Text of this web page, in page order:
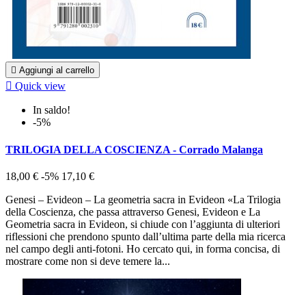
 Aggiungi al carrello
 Quick view
In saldo!
-5%
TRILOGIA DELLA COSCIENZA - Corrado Malanga
18,00 € -5% 17,10 €
Genesi – Evideon – La geometria sacra in Evideon «La Trilogia
della Coscienza, che passa attraverso Genesi, Evideon e La
Geometria sacra in Evideon, si chiude con l’aggiunta di ulteriori
riflessioni che prendono spunto dall’ultima parte della mia ricerca
nel campo degli anti-fotoni. Ho cercato qui, in forma concisa, di
mostrare come non si deve temere la...